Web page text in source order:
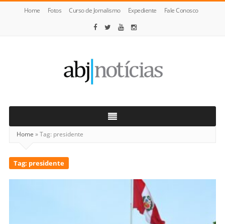
Home Fotos Curso de Jornalismo Expediente Fale Conosco
Notícias
Home »Tag: presidente
Tag: presidente